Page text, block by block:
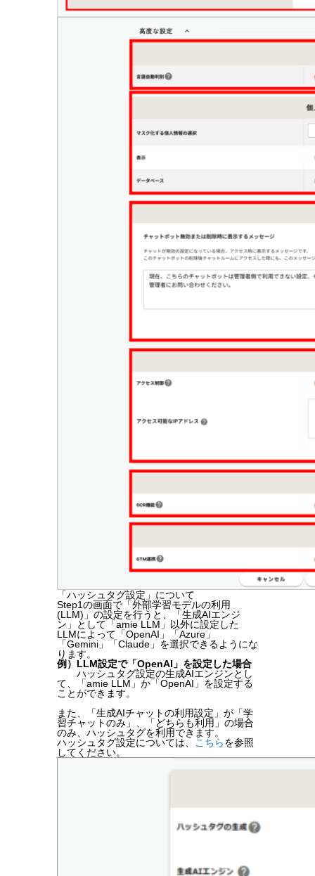
「ハッシュタグ設定」について
Step1の画面で「外部学習モデルの利用
(LLM)」の設定を行うと、「生成AIエンジ
ン」として「amie LLM」以外に設定した
LLMによって「OpenAI」「Azure」
「Gemini」「Claude」を選択できるようにな
ります。
例）LLM設定で「OpenAI」を設定した場合
ハッシュタグ設定の生成AIエンジンとし
て、「amie LLM」か「OpenAI」を設定する
ことができます。
また、「生成AIチャットの利用設定」が「学
習チャットのみ」、「どちらも利用」の場合
のみ、ハッシュタグを利用できます。
ハッシュタグ設定については、
こちらを参照
してください。